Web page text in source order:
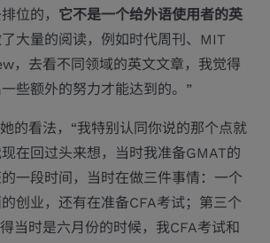
位的， 它不是一个给外语使用者的英
大量的阅读，例如时代周刊、MIT
，去看不同领域的英文文章，我觉得
些额外的努力才能达到的。”
的看法，“我特别认同你说的那个点就
在回过头来想，当时我准备GMAT的
一段时间，当时在做三件事情：一个
创业，还有在准备CFA考试；第三个
当时是六月份的时候，我CFA考试和